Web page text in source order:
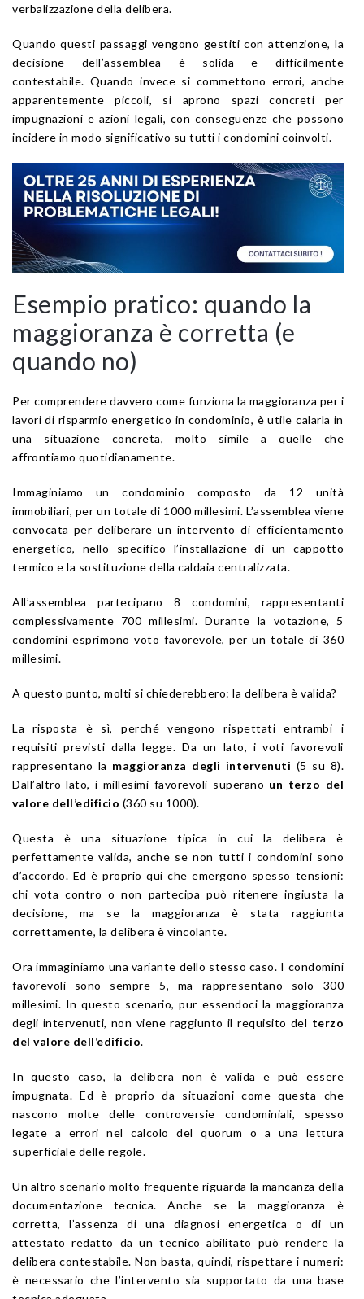
verbalizzazione della delibera.
Quando questi passaggi vengono gestiti con attenzione, la
decisione dell’assemblea è solida e difficilmente
contestabile. Quando invece si commettono errori, anche
apparentemente piccoli, si aprono spazi concreti per
impugnazioni e azioni legali, con conseguenze che possono
incidere in modo significativo su tutti i condomini coinvolti.
Esempio pratico: quando la
maggioranza è corretta (e
quando no)
Per comprendere davvero come funziona la maggioranza per i
lavori di risparmio energetico in condominio, è utile calarla in
una situazione concreta, molto simile a quelle che
affrontiamo quotidianamente.
Immaginiamo un condominio composto da 12 unità
immobiliari, per un totale di 1000 millesimi. L’assemblea viene
convocata per deliberare un intervento di efficientamento
energetico, nello specifico l’installazione di un cappotto
termico e la sostituzione della caldaia centralizzata.
All’assemblea partecipano 8 condomini, rappresentanti
complessivamente 700 millesimi. Durante la votazione, 5
condomini esprimono voto favorevole, per un totale di 360
millesimi.
A questo punto, molti si chiederebbero: la delibera è valida?
La risposta è sì, perché vengono rispettati entrambi i
requisiti previsti dalla legge. Da un lato, i voti favorevoli
rappresentano la maggioranza degli intervenuti (5 su 8).
Dall’altro lato, i millesimi favorevoli superano un terzo del
valore dell’edificio (360 su 1000).
Questa è una situazione tipica in cui la delibera è
perfettamente valida, anche se non tutti i condomini sono
d’accordo. Ed è proprio qui che emergono spesso tensioni:
chi vota contro o non partecipa può ritenere ingiusta la
decisione, ma se la maggioranza è stata raggiunta
correttamente, la delibera è vincolante.
Ora immaginiamo una variante dello stesso caso. I condomini
favorevoli sono sempre 5, ma rappresentano solo 300
millesimi. In questo scenario, pur essendoci la maggioranza
degli intervenuti, non viene raggiunto il requisito del terzo
del valore dell’edificio.
In questo caso, la delibera non è valida e può essere
impugnata. Ed è proprio da situazioni come questa che
nascono molte delle controversie condominiali, spesso
legate a errori nel calcolo del quorum o a una lettura
superficiale delle regole.
Un altro scenario molto frequente riguarda la mancanza della
documentazione tecnica. Anche se la maggioranza è
corretta, l’assenza di una diagnosi energetica o di un
attestato redatto da un tecnico abilitato può rendere la
delibera contestabile. Non basta, quindi, rispettare i numeri:
è necessario che l’intervento sia supportato da una base